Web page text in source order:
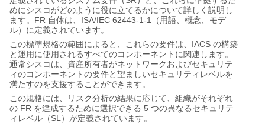
めにシスコがどのように役に立てるかについて詳しく説明し
ます。 FR 自体は、 ISA/IEC 62443-1-1 （用語、概念、モデ
ル）に定義されています。
この標準規格の範囲によると、これらの要件は、 IACS の構築
と運用に使用されるすべてのコンポーネントに関連します。
通常シスコは、資産所有者がネットワークおよびセキュリテ
ィのコンポーネントの要件と望ましいセキュリティレベルを
満たすのを支援することができます。
この規格には、リスク分析の結果に応じて、組織がそれぞれ
の FR を達成するために選択できる 5 つの異なるセキュリテ
ィレベル（ SL）が定義されています。